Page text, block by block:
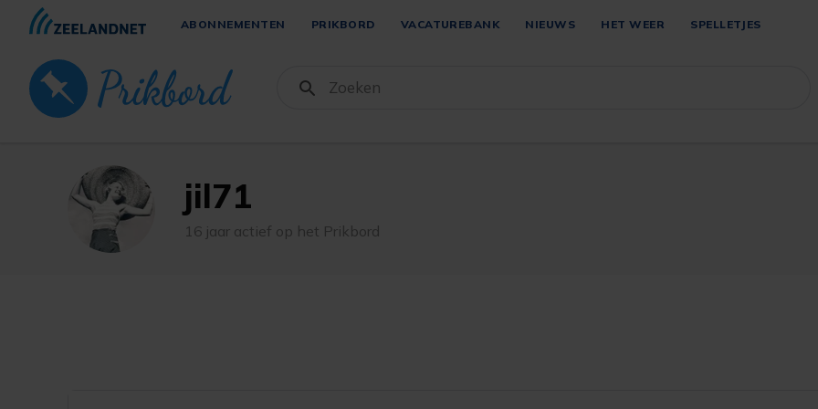
ABONNEMENTEN PRIKBORD VACATUREBANK NIEUWS HET WEER SPELLETJES
jil71
16 jaar actief op het Prikbord